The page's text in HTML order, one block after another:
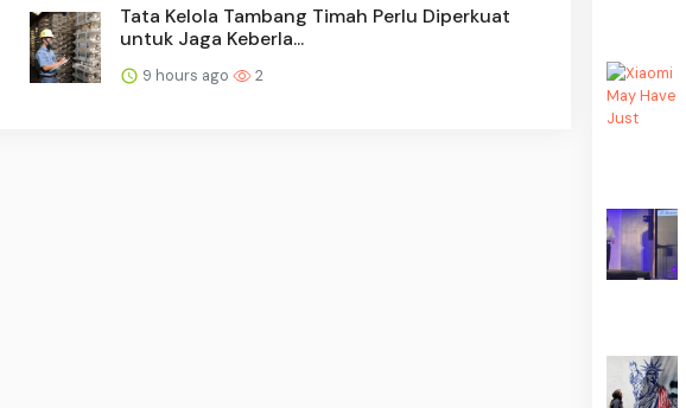
Tata Kelola Tambang Timah Perlu Diperkuat
untuk Jaga Keberla...
9 hours ago 2